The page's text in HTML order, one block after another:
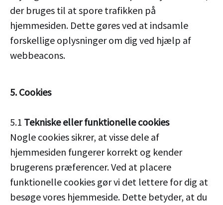
der bruges til at spore trafikken på
hjemmesiden. Dette gøres ved at indsamle
forskellige oplysninger om dig ved hjælp af
webbeacons.
5. Cookies
5.1 Tekniske eller funktionelle cookies
Nogle cookies sikrer, at visse dele af
hjemmesiden fungerer korrekt og kender
brugerens præferencer. Ved at placere
funktionelle cookies gør vi det lettere for dig at
besøge vores hjemmeside. Dette betyder, at du